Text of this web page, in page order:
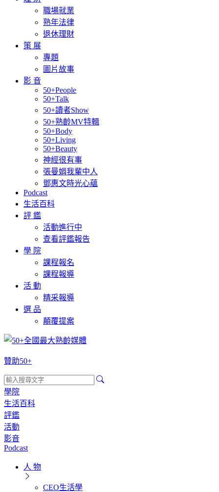
職場就業
熟年法律
退休理財
策 展
專題
圖片故事
影 音
50+People
50+Talk
50+讀者Show
50+熟齡MV特輯
50+Body
50+Living
50+Beauty
神經很有事
張曼娟我輩中人
鄧惠文時光心蘊
Podcast
生活百科
評 鑑
活動進行中
查看評鑑報告
學 院
課程報名
課程報導
活 動
精采報導
選 品
顛覆提案
贊助50+
學院
生活百科
評鑑
活動
影音
Podcast
人 物
CEO生活學